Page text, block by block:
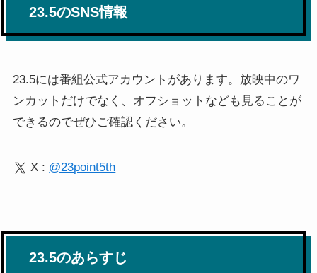
23.5のSNS情報
23.5には番組公式アカウントがあります。放映中のワ
ンカットだけでなく、オフショットなども見ることが
できるのでぜひご確認ください。
X : @23point5th
23.5のあらすじ